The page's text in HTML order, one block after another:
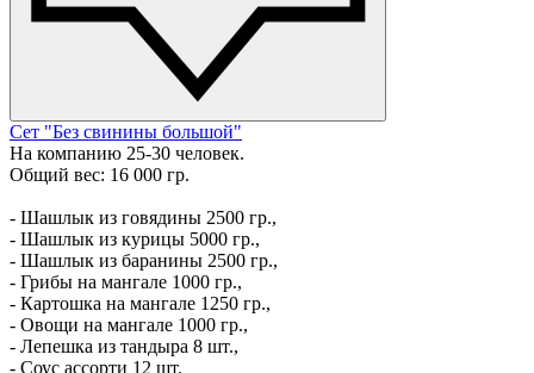
Сет "Без свинины большой"
На компанию 25-30 человек.
Общий вес: 16 000 гр.
- Шашлык из говядины 2500 гр.,
- Шашлык из курицы 5000 гр.,
- Шашлык из баранины 2500 гр.,
- Грибы на мангале 1000 гр.,
- Картошка на мангале 1250 гр.,
- Овощи на мангале 1000 гр.,
- Лепешка из тандыра 8 шт.,
- Соус ассорти 12 шт.